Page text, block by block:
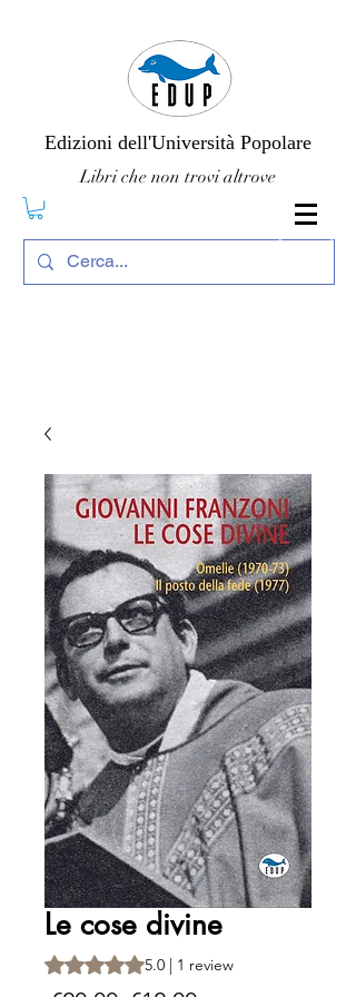
Edizioni dell'Università Popolare
Libri che non trovi altrove
Le cose divine
Rating is 5.0 out of five stars based on 1
5.0 | 1 review